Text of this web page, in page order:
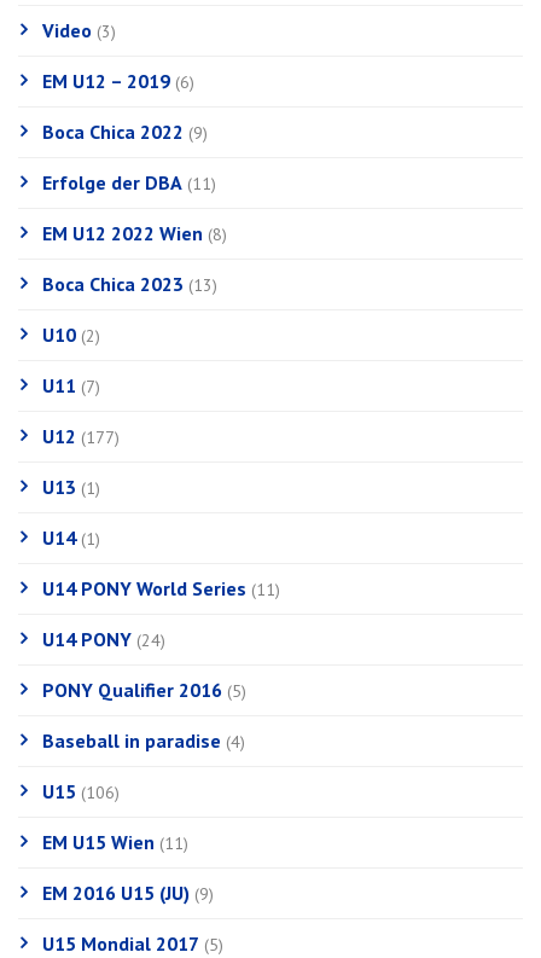
Video (3)
EM U12 – 2019 (6)
Boca Chica 2022 (9)
Erfolge der DBA (11)
EM U12 2022 Wien (8)
Boca Chica 2023 (13)
U10 (2)
U11 (7)
U12 (177)
U13 (1)
U14(1)
U14 PONY World Series (11)
U14 PONY (24)
PONY Qualifier 2016 (5)
Baseball in paradise (4)
U15 (106)
EM U15 Wien (11)
EM 2016 U15 (JU) (9)
U15 Mondial 2017 (5)